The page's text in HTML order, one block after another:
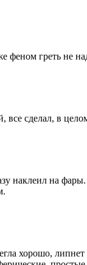
феном греть не
сделал, в
наклеил на
хорошо, липнет